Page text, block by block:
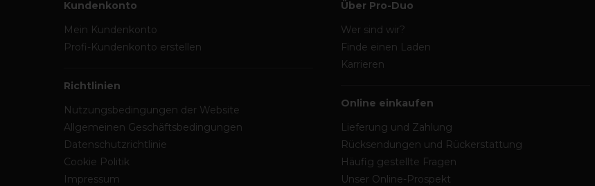
Kundenkonto
Mein Kundenkonto
Profi-Kundenkonto erstellen
Richtlinien
Nutzungsbedingungen der Website
Allgemeinen Geschäftsbedingungen
Datenschutzrichtlinie
Cookie Politik
Impressum
Über Pro-Duo
Wer sind wir?
Finde einen Laden
Karrieren
Online einkaufen
Lieferung und Zahlung
Rücksendungen und Rückerstattung
Häufig gestellte Fragen
Unser Online-Prospekt